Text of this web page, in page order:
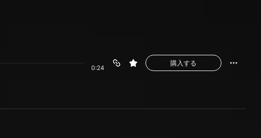
0:24
購入する